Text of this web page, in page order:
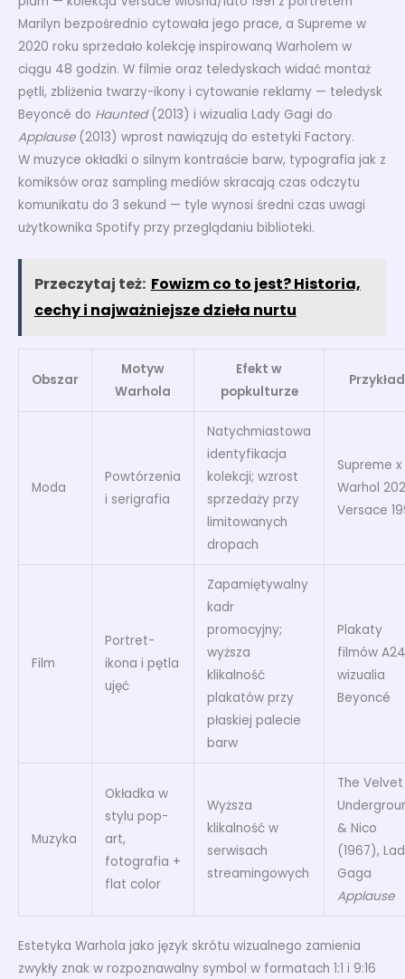
Marilyn bezpośrednio cytowała jego prace, a Supreme w
2020 roku sprzedało kolekcję inspirowaną Warholem w
ciągu 48 godzin. W filmie oraz teledyskach widać montaż
pętli, zbliżenia twarzy-ikony i cytowanie reklamy — teledysk
Beyoncé do Haunted(2013) i wizualia Lady Gagi do
Applause(2013) wprost nawiązują do estetyki Factory.
W muzyce okładki o silnym kontraście barw, typografia jak z
komiksów oraz sampling mediów skracają czas odczytu
komunikatu do 3 sekund — tyle wynosi średni czas uwagi
użytkownika Spotify przy przeglądaniu biblioteki.
Przeczytaj też: Fowizm co to jest? Historia,
cechy i najważniejsze dzieła nurtu
Obszar
Motyw
Warhola
Efekt w
popkulturze
Przykład
Moda
Powtórzenia
i serigrafia
Natychmiastowa
identyfikacja
kolekcji; wzrost
sprzedaży przy
limitowanych
dropach
Supreme x
Warhol
Versace
Film
Portret-
ikona i pętla
ujęć
Zapamiętywalny
kadr
promocyjny;
wyższa
klikalność
plakatów przy
płaskiej palecie
barw
Plakaty
filmów
wizualia
Beyoncé
Muzyka
Okładka w
stylu pop-
art,
fotografia +
flat color
Wyższa
klikalność w
serwisach
streamingowych
The Velvet
& Nico
(1967),
Gaga
Applause
Estetyka Warhola jako język skrótu wizualnego zamienia
zwykły znak w rozpoznawalny symbol w formatach 1:1 i 9:16